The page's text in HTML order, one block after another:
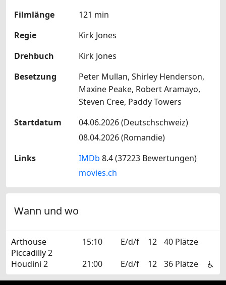
Filmlänge
121 min
Regie
Kirk Jones
Drehbuch
Kirk Jones
Besetzung
Peter Mullan, Shirley Henderson,
Maxine Peake, Robert Aramayo,
Steven Cree, Paddy Towers
Startdatum
04.06.2026 (Deutschschweiz)
08.04.2026 (Romandie)
Links
IMDb 8.4 (37223 Bewertungen)
movies.ch
Wann und wo
Arthouse
Piccadilly2
15:10 E/d/f 12
40 Plätze
Houdini 2 21:00 E/d/f 12 36 Plätze